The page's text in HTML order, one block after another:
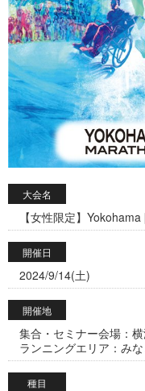
大会名
【女性限定】
開催日
2024/9/14(土)
開催地
集合・セミナー会場：
ランニングエリア：み
種目